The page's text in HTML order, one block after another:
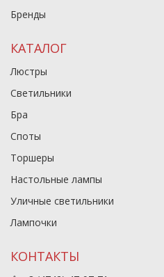
Бренды
КАТАЛОГ
Люстры
Светильники
Бра
Споты
Торшеры
Настольные лампы
Уличные светильники
Лампочки
КОНТАКТЫ